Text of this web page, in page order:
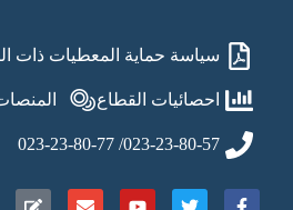
سياسة حماية المعطيات ذات
احصائيات القطاع
023-23-80-57/ 023-23-80-77